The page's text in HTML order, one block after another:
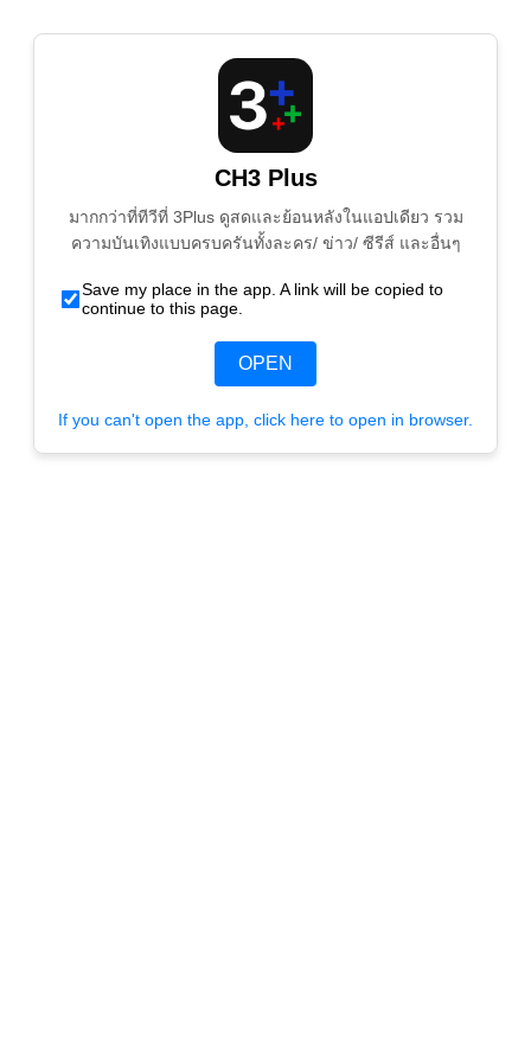
CH3 Plus
มากกว่าที่ทีวีที่ 3Plus ดูสดและย้อนหลังในแอปเดียว รวม
ความบันเทิงแบบครบครันทั้งละคร/ ข่าว/ ซีรีส์ และอื่นๆ
Save my place in the app. A link will be copied to
continue to this page.
OPEN
If you can't open the app, click here to open in browser.